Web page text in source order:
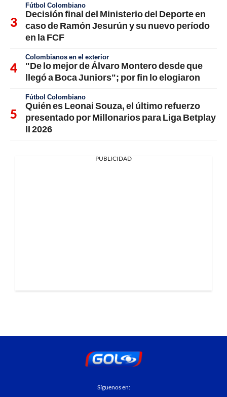
Fútbol Colombiano
Decisión final del Ministerio del Deporte en
caso de Ramón Jesurún y su nuevo período
en la FCF
Colombianos en el exterior
"De lo mejor de Álvaro Montero desde que
llegó a Boca Juniors"; por fin lo elogiaron
Fútbol Colombiano
Quién es Leonai Souza, el último refuerzo
presentado por Millonarios para Liga Betplay
II 2026
PUBLICIDAD
Síguenos en: